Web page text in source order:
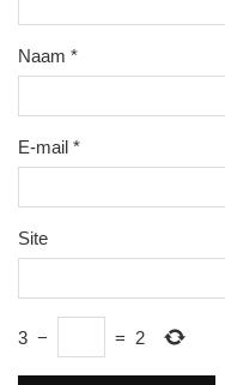
Naam *
E-mail *
Site
3 − = 2